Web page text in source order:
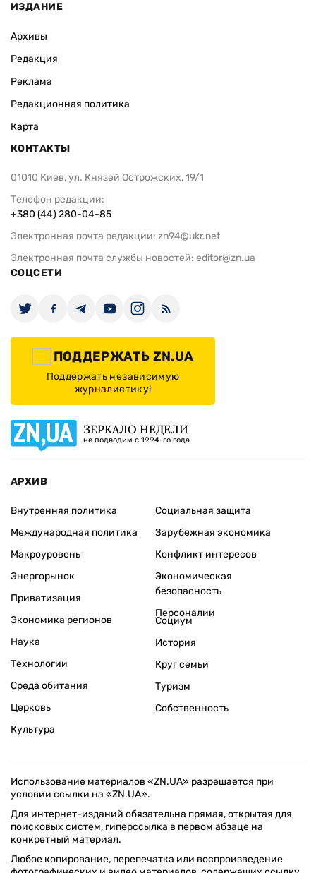
ИЗДАНИЕ
Архивы
Редакция
Реклама
Редакционная политика
Карта
КОНТАКТЫ
01010 Киев, ул. Князей Острожских, 19/1
Телефон редакции:
+380 (44) 280-04-85
Электронная почта редакции: zn94@ukr.net
Электронная почта службы новостей: editor@zn.ua
СОЦСЕТИ
ПОДДЕРЖАТЬ ZN.UA
Поддержать независимую
журналистику!
ЗЕРКАЛО НЕДЕЛИ
не подводим с 1994-го года
АРХИВ
Внутренняя политика
Международная политика
Макроуровень
Энергорынок
Приватизация
Экономика регионов
Социальная защита
Зарубежная экономика
Конфликт интересов
Экономическая
безопасность
Персоналии
Наука
Технологии
Среда обитания
Церковь
Культура
Социум
История
Круг семьи
Туризм
Собственность
Использование материалов «ZN.UA» разрешается при
условии ссылки на «ZN.UA».
Для интернет-изданий обязательна прямая, открытая для
поисковых систем, гиперссылка в первом абзаце на
конкретный материал.
Любое копирование, перепечатка или воспроизведение